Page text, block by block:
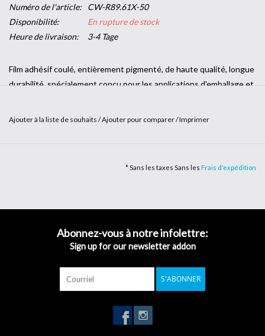
Numéro de l'article:
CW-R89.61X-50
Disponibilité:
En rupture de stock
Heure de livraison:
3-4 Tage
Film adhésif coulé, entièrement pigmenté, de haute qualité, longue
durabilité, spécialement conçu pour les applications d'emballage et
La
une grande conformabilité. Le film est certifié pour la réaction au
Thickness: 90 Micro
Ajouter à la liste de souhaits /Ajouter pour comparer/Imprimer
* Sans les taxes Sans les Frais d'expédition
Abonnez-vous à notre infolettre:
Sign up for our newsletter addon
S'ABONNER